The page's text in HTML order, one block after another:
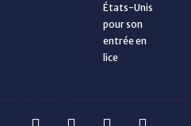
États-Unis
pour son
entrée en
lice